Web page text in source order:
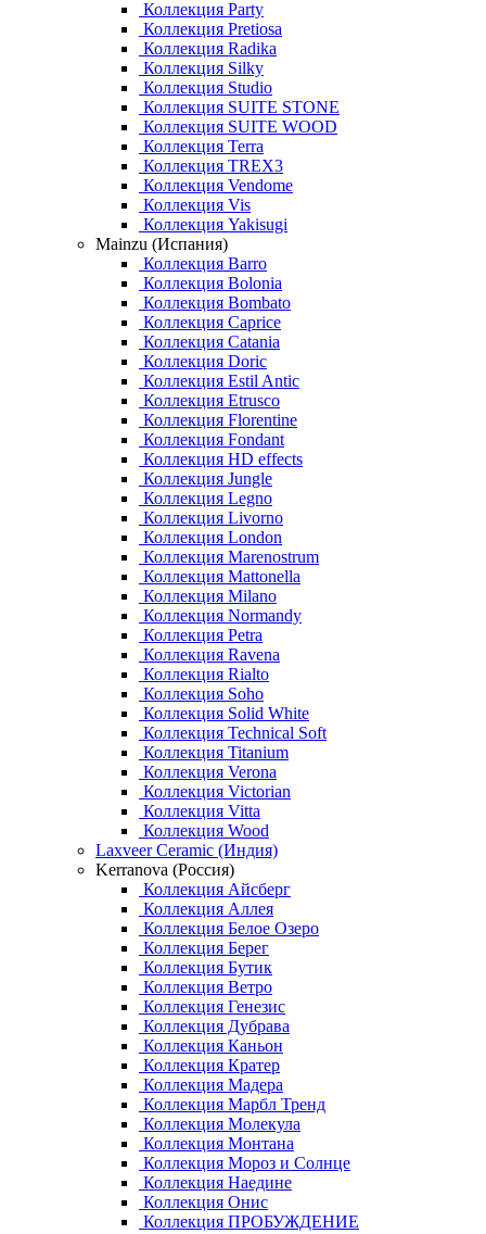
Коллекция Party
Коллекция Pretiosa
Коллекция Radika
Коллекция Silky
Коллекция Studio
Коллекция SUITE STONE
Коллекция SUITE WOOD
Коллекция Terra
Коллекция TREX3
Коллекция Vendome
Коллекция Vis
Коллекция Yakisugi
Mainzu (Испания)
Коллекция Barro
Коллекция Bolonia
Коллекция Bombato
Коллекция Caprice
Коллекция Catania
Коллекция Doric
Коллекция Estil Antic
Коллекция Etrusco
Коллекция Florentine
Коллекция Fondant
Коллекция HD effects
Коллекция Jungle
Коллекция Legno
Коллекция Livorno
Коллекция London
Коллекция Marenostrum
Коллекция Mattonella
Коллекция Milano
Коллекция Normandy
Коллекция Petra
Коллекция Ravena
Коллекция Rialto
Коллекция Soho
Коллекция Solid White
Коллекция Technical Soft
Коллекция Titanium
Коллекция Verona
Коллекция Victorian
Коллекция Vitta
Коллекция Wood
Laxveer Ceramic (Индия)
Kerranova (Россия)
Коллекция Айсберг
Коллекция Аллея
Коллекция Белое Озеро
Коллекция Берег
Коллекция Бутик
Коллекция Ветро
Коллекция Генезис
Коллекция Дубрава
Коллекция Каньон
Коллекция Кратер
Коллекция Мадера
Коллекция Марбл Тренд
Коллекция Молекула
Коллекция Монтана
Коллекция Мороз и Солнце
Коллекция Наедине
Коллекция Онис
Коллекция ПРОБУЖДЕНИЕ